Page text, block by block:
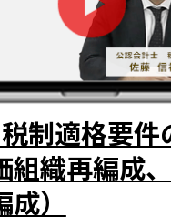
制適格要
組織再編成
）